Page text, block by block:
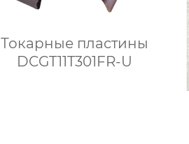
Токарные пластины
DCGT11T301FR-U